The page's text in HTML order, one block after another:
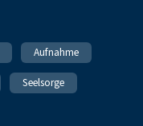
Aufnahme
Seelsorge